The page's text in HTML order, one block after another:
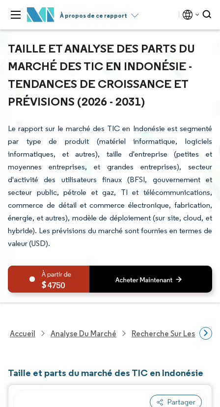
À propos de ce rapport
TAILLE ET ANALYSE DES PARTS DU
MARCHÉ DES TIC EN INDONÉSIE -
TENDANCES DE CROISSANCE ET
PRÉVISIONS (2026 - 2031)
Le rapport sur le marché des TIC en Indonésie est segmenté
par type de produit (matériel informatique, logiciels
informatiques, et autres), taille d'entreprise (petites et
moyennes entreprises, et grandes entreprises), secteur
d'activité des utilisateurs finaux (BFSI, gouvernement et
secteur public, pétrole et gaz, TI et télécommunications,
commerce de détail et commerce électronique, fabrication,
énergie, et autres), modèle de déploiement (sur site, cloud, et
hybride). Les prévisions du marché sont fournies en termes de
valeur (USD).
4750
Accueil Analyse Du Marché Recherche Sur Les
Taille et parts du marché des TIC en Indonésie
Partager